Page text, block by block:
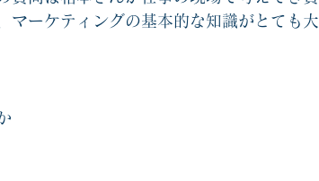
マーケティングの基本的な知識がとても大